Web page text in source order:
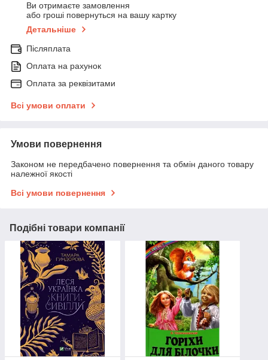
Ви отримаєте замовлення
або гроші повернуться на вашу картку
Детальніше
Післяплата
Оплата на рахунок
Оплата за реквізитами
Всі умови оплати
Умови повернення
Законом не передбачено повернення та обмін даного товару
належної якості
Всі умови повернення
Подібні товари компанії